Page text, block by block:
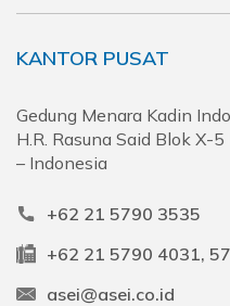
KANTOR PUSAT
Gedung Menara Kadin
H.R. Rasuna Said Blok X-
– Indonesia
+62 21 5790 3535
+62 21 5790 4031,
asei@asei.co.id